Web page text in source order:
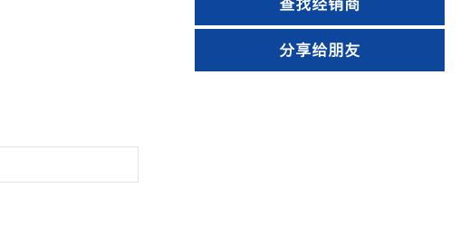
查找经销商
分享给朋友